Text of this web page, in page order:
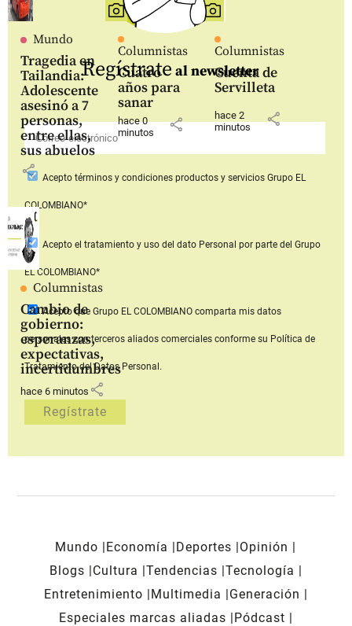
Mundo
Tragedia en
Tailandia:
Adolescente
asesinó a 7
personas,
entre ellas,
sus abuelos
share
Columnistas
Cuatro
años para
sanar
hace 0
minutos
share
Columnistas
Cuenta de
Servilleta
hace 2
minutos
share
Columnistas
Cambio de
gobierno:
esperanzas,
expectativas,
incertidumbres
hace 6 minutos share
Regístrate al newsletter
Aceptotérminos y condiciones productos y serviciosGrupo EL
COLOMBIANO*
Acepto el tratamiento y uso del dato Personal por parte del Grupo
EL COLOMBIANO*
Acepto que Grupo EL COLOMBIANOcomparta mis datos
personales con terceros aliados comerciales conforme su Política de
Tratamiento del Datos Personal.
Mundo Economía Deportes
Opinión
Blogs
Cultura Tendencias Tecnología
Entretenimiento
Multimedia
Generación
Especiales marcas aliadas
Pódcast